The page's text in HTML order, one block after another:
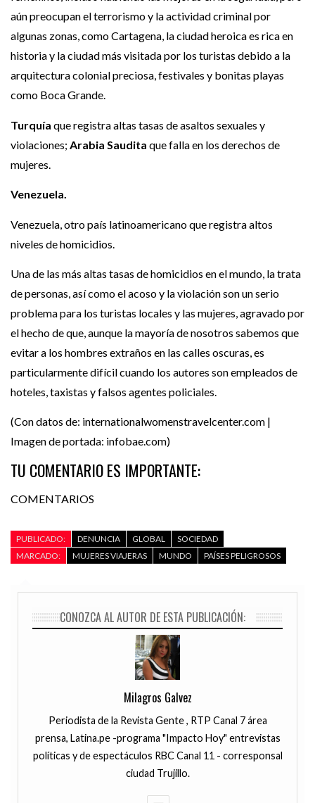
aún preocupan el terrorismo y la actividad criminal por
algunas zonas, como Cartagena, la ciudad heroica es rica en
historia y la ciudad más visitada por los turistas debido a la
arquitectura colonial preciosa, festivales y bonitas playas
como Boca Grande.
Turquía que registra altas tasas de asaltos sexuales y
violaciones; Arabia Saudita que falla en los derechos de
mujeres.
Venezuela.
Venezuela, otro país latinoamericano que registra altos
niveles de homicidios.
Una de las más altas tasas de homicidios en el mundo, la trata
de personas, así como el acoso y la violación son un serio
problema para los turistas locales y las mujeres, agravado por
el hecho de que, aunque la mayoría de nosotros sabemos que
evitar a los hombres extraños en las calles oscuras, es
particularmente difícil cuando los autores son empleados de
hoteles, taxistas y falsos agentes policiales.
(Con datos de: internationalwomenstravelcenter.com |
Imagen de portada: infobae.com)
TU COMENTARIO ES IMPORTANTE:
COMENTARIOS
PUBLICADO: DENUNCIA GLOBAL
SOCIEDAD
MARCADO:
MUJERES VIAJERAS MUNDO PAÍSES PELIGROSOS
CONOZCA AL AUTOR DE ESTA PUBLICACIÓN:
Milagros Galvez
Periodista de la Revista Gente , RTP Canal 7 área
prensa, Latina.pe -programa "Impacto Hoy" entrevistas
políticas y de espectáculos RBC Canal 11 - corresponsal
ciudad Trujillo.